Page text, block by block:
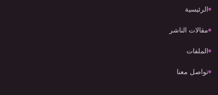
الرئيسية
مقالات الناشر
الملفات
تواصل معنا